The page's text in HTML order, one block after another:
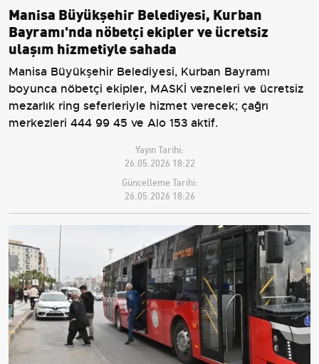
Manisa Büyükşehir Belediyesi, Kurban
Bayramı'nda nöbetçi ekipler ve ücretsiz
ulaşım hizmetiyle sahada
Manisa Büyükşehir Belediyesi, Kurban Bayramı
boyunca nöbetçi ekipler, MASKİ vezneleri ve ücretsiz
mezarlık ring seferleriyle hizmet verecek; çağrı
merkezleri 444 99 45 ve Alo 153 aktif.
Yayın Tarihi:
26.05.2026 18:22
Güncelleme Tarihi:
26.05.2026 18:26